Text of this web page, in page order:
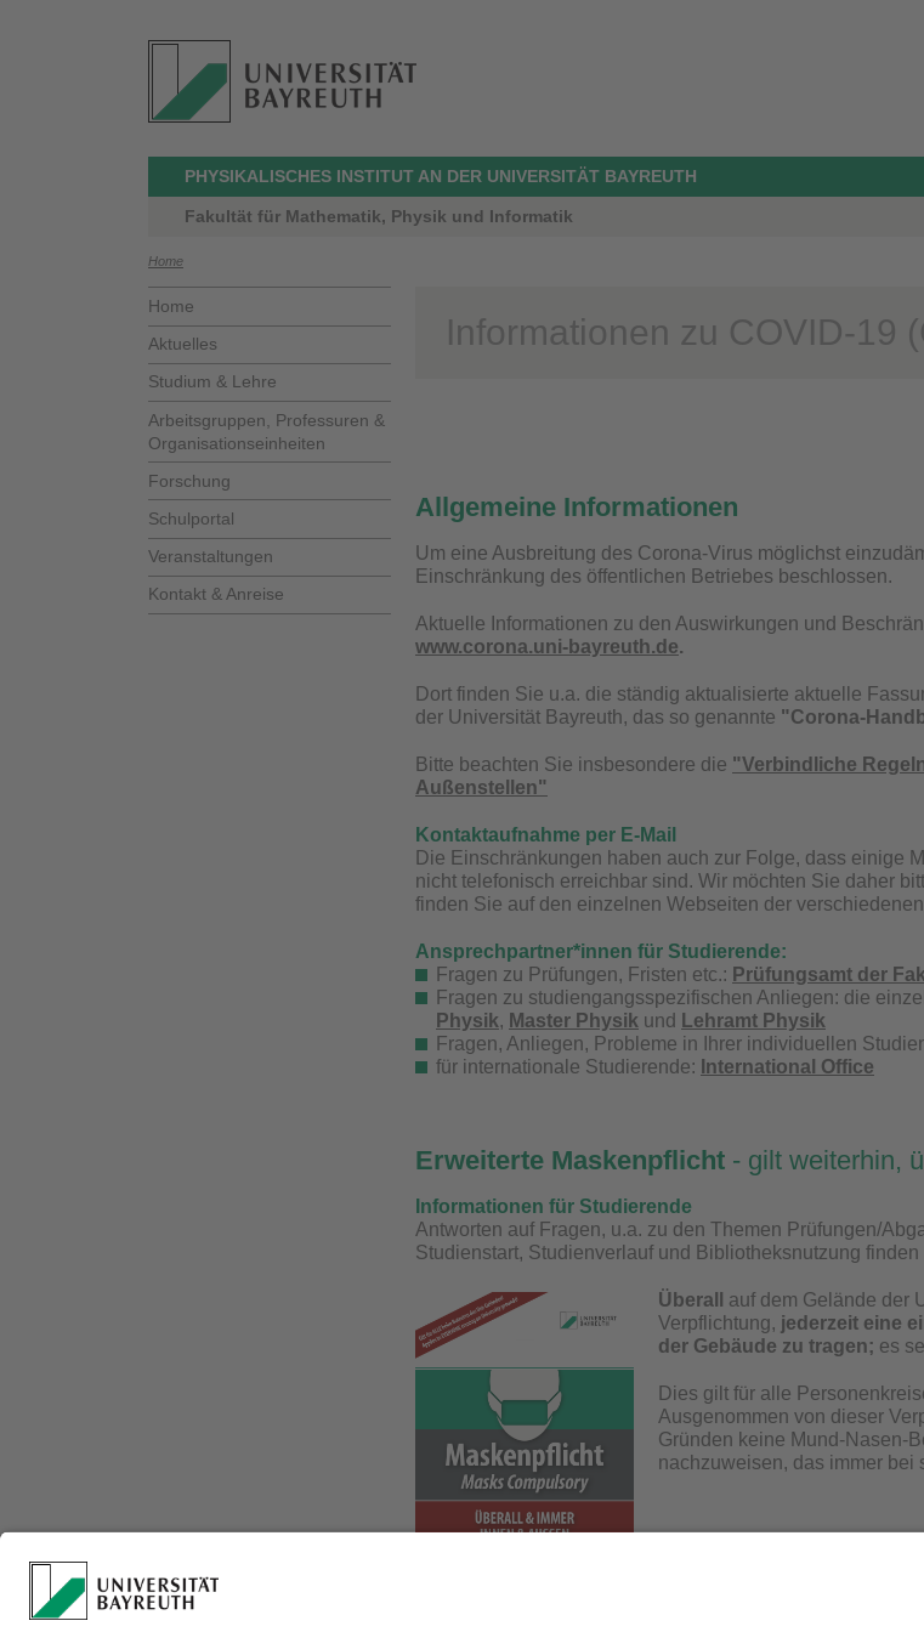
PHYSIKALISCHES INSTITUT AN DER UNIVERSITÄT BAYREUTH
Fakultät für Mathematik, Physik und Informatik
Home
Home
Aktuelles
Studium & Lehre
Arbeitsgruppen, Professuren &
Organisationseinheiten
Forschung
Schulportal
Veranstaltungen
Kontakt & Anreise
Informationen zu COVID-19
Allgemeine Informationen
Um eine Ausbreitung des Corona-Virus möglichst
Einschränkung des öffentlichen Betriebes beschlossen.
Aktuelle Informationen zu den Auswirkungen und
www.corona.uni-bayreuth.de.
Dort finden Sie u.a. die ständig aktualisierte aktuelle
der Universität Bayreuth, das so genannte "Corona-
Bitte beachten Sie insbesondere die "Verbindliche
Außenstellen"
Kontaktaufnahme per E-Mail
Die Einschränkungen haben auch zur Folge, dass einige
nicht telefonisch erreichbar sind. Wir möchten Sie daher
finden Sie auf den einzelnen Webseiten der verschiedenen
Ansprechpartner*innen für Studierende:
Fragen zu Prüfungen, Fristen etc.: Prüfungsamt der
Fragen zu studiengangsspezifischen Anliegen: die
Physik, Master Physik und
Lehramt Physik
Fragen, Anliegen, Probleme in Ihrer individuellen
für internationale Studierende: International Office
Erweiterte Maskenpflicht - gilt weiterhin,
Informationen für Studierende
Antworten auf Fragen, u.a. zu den Themen Prüfungen/
Studienstart, Studienverlauf und Bibliotheksnutzung finden
Überall auf dem Gelände der
Verpflichtung, jederzeit eine
der Gebäude zu tragen; es
Dies gilt für alle
Ausgenommen von dieser
Gründen keine Mund-Nasen-
nachzuweisen, das immer bei